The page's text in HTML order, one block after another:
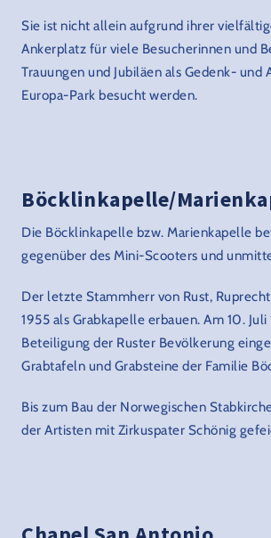
Sie ist nicht allein aufgrund ihrer
Ankerplatz für viele Besucherinnen und
Trauungen und Jubiläen als Gedenk-
Europa-Park besucht werden.
Böcklinkapelle/
Die Böcklinkapelle bzw. Marienkapelle
gegenüber des Mini-Scooters und
Der letzte Stammherr von Rust,
1955 als Grabkapelle erbauen. Am 10.
Beteiligung der Ruster Bevölkerung
Grabtafeln und Grabsteine der Familie
Bis zum Bau der Norwegischen
der Artisten mit Zirkuspater Schönig